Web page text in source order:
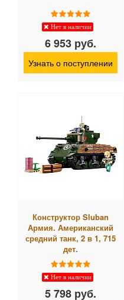
Нет в наличии
6 953 руб.
Узнать о поступлении
Конструктор Sluban
Армия. Американский
средний танк, 2 в 1, 715
дет.
Нет в наличии
5 798 руб.